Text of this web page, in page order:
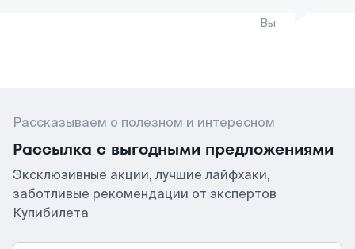
Вы
Рассказываем о полезном и интересном
Рассылка с выгодными предложениями
Эксклюзивные акции, лучшие лайфхаки,
заботливые рекомендации от экспертов
Купибилета